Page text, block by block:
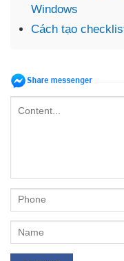
Windows
Cách tạo